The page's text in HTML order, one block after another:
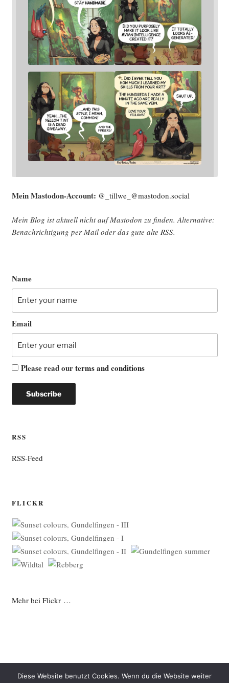
Mein Mast­o­don-Account: @_tillwe_@mastodon.social
Mein Blog ist aktu­ell nicht auf Mast­o­don zu fin­den. Alter­na­ti­ve:
Benach­rich­ti­gung per Mail oder das gute alte RSS.
Name
Email
Please read ourterms and conditions
RSS
RSS-Feed
FLICKR
Mehr bei Flickr …
Diese Website benutzt Cookies. Wenn du die Website weiter